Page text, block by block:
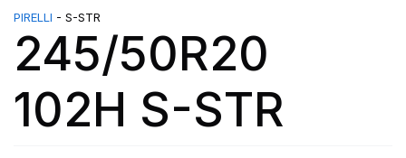
PIRELLI - S-STR
245/50R20
102H S-STR